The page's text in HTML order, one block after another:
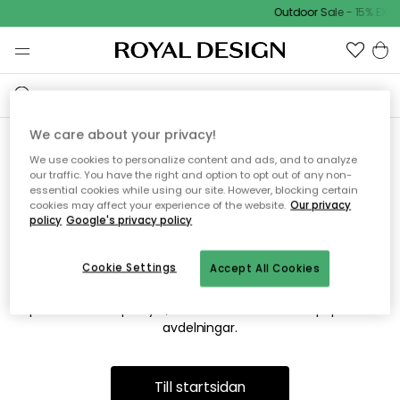
Outdoor Sale - 15%
Vi hittar tyvärr inte sidan du
söker
Detta kan bero på att sidan inte längre finns eller att den har
flyttats. Vi ber om ursäkt för besväret. I menyn ovan kan du
prova att söka på nytt, eller besöka en av våra populära
avdelningar.
Till startsidan
We care about your privacy!
We use cookies to personalize content and ads, and to analyze
our traffic. You have the right and option to opt out of any non-
essential cookies while using our site. However, blocking certain
cookies may affect your experience of the website. Our privacy
policy Google's privacy policy
Accept All Cookies
Cookie Settings